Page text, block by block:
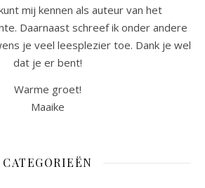
mij kennen als auteur van het
Daarnaast schreef ik onder andere
je veel leesplezier toe. Dank je wel
dat je er bent!
Warme groet!
Maaike
CATEGORIEËN